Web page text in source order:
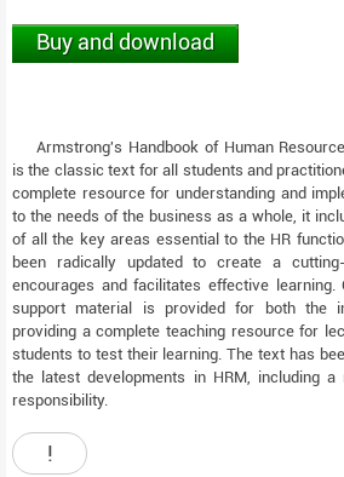
Buy and download
Armstrong's Handbook of Human
is the classic text for all students and
complete resource for understanding and
to the needs of the business as a whole, it
of all the key areas essential to the HR
been radically updated to create a
encourages and facilitates effective learning.
support material is provided for both the
providing a complete teaching resource for
students to test their learning. The text has
the latest developments in HRM, including a
responsibility.
!